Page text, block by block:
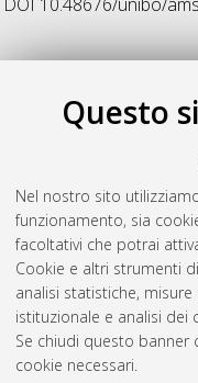
Questo
Nel nostro sito
funzionamento, sia
facoltativi che potrai
Cookie e altri strumenti
analisi statistiche,
istituzionale e analisi
Se chiudi questo banner
cookie necessari.
W
Wako, Fekadu Mosisa
and oxidation
, [Dissertation
Università di Bologna.
chimica, ambientale e
Questa lista e'
Atom